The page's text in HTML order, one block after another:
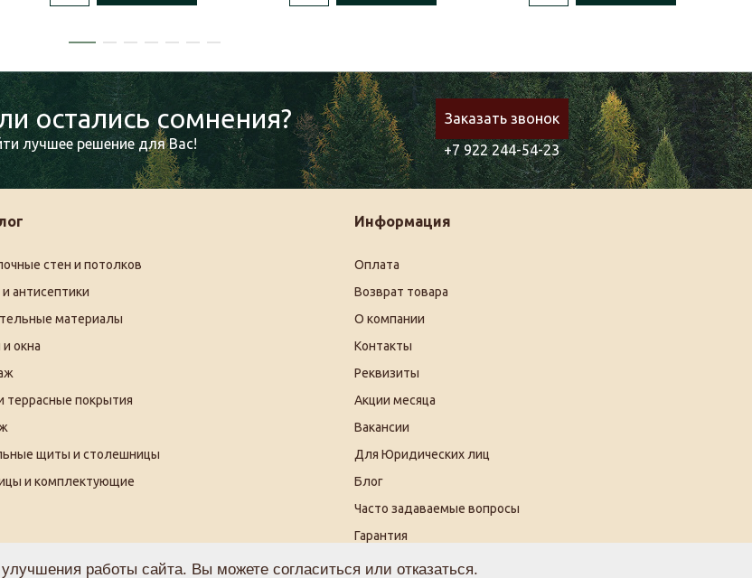
остались сомнения?
лучшее решение для Вас!
Заказать звонок
+7 922 244-54-23
стен и потолков
антисептики
материалы
окна
террасные покрытия
щиты и столешницы
и комплектующие
Информация
Оплата
Возврат товара
О компании
Контакты
Реквизиты
Акции месяца
Вакансии
Для Юридических лиц
Блог
Часто задаваемые вопросы
Гарантия
работы сайта. Вы можете согласиться или отказаться.